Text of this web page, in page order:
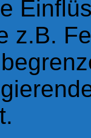
z.B.